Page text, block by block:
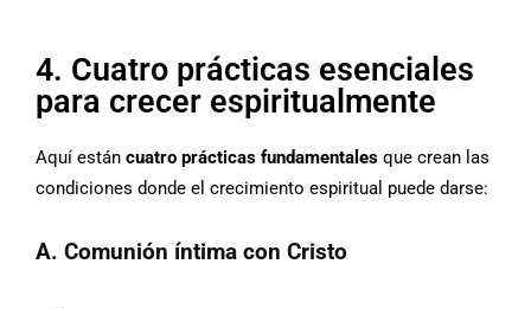
4. Cuatro prácticas esenciales
para crecer espiritualmente
Aquí están cuatro prácticas fundamentales que crean las
condiciones donde el crecimiento espiritual puede darse:
A. Comunión íntima con Cristo